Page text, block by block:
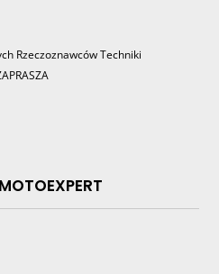
Rzeczoznawców Techniki